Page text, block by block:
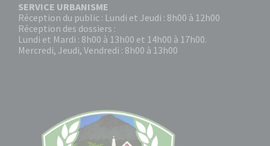
SERVICE URBANISME
Réception du public : Lundi et Jeudi : 8h00 à 12h00
Réception des dossiers :
Lundi et Mardi : 8h00 à 13h00 et 14h00 à 17h00.
Mercredi, Jeudi, Vendredi : 8h00 à 13h00